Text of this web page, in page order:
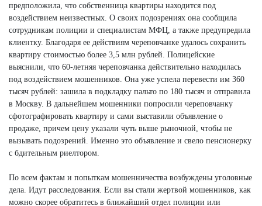
предположила, что собственница квартиры находится под
воздействием неизвестных. О своих подозрениях она сообщила
сотрудникам полиции и специалистам МФЦ, а также предупредила
клиентку. Благодаря ее действиям череповчанке удалось сохранить
квартиру стоимостью более 3,5 млн рублей. Полицейские
выяснили, что 60-летняя череповчанка действительно находилась
под воздействием мошенников. Она уже успела перевести им 360
тысяч рублей: зашила в подкладку пальто по 180 тысяч и отправила
в Москву. В дальнейшем мошенники попросили череповчанку
сфотографировать квартиру и сами выставили объявление о
продаже, причем цену указали чуть выше рыночной, чтобы не
вызывать подозрений. Именно это объявление и свело пенсионерку
с бдительным риелтором.
По всем фактам и попыткам мошенничества возбуждены уголовные
дела. Идут расследования. Если вы стали жертвой мошенников, как
можно скорее обратитесь в ближайший отдел полиции или